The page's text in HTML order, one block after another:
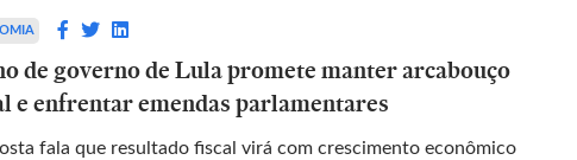
de governo de Lula promete manter arcabouço
e enfrentar emendas parlamentares
fala que resultado fiscal virá com crescimento econômico
autônomo,